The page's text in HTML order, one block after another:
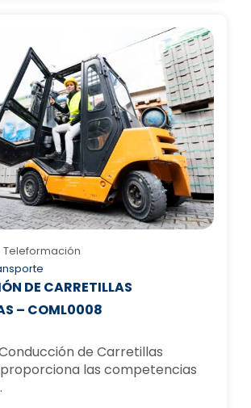
Teleformación
DE CARRETILLAS
– COML0008
de Carretillas
las competencias